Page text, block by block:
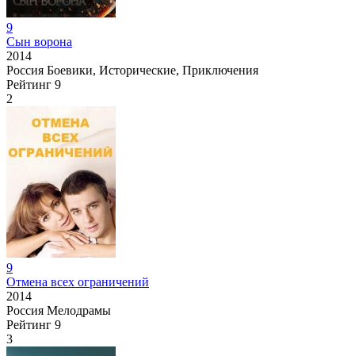
9
Сын ворона
2014
Россия Боевики, Исторические, Приключения
Рейтинг 9
2
9
Отмена всех ограничений
2014
Россия Мелодрамы
Рейтинг 9
3